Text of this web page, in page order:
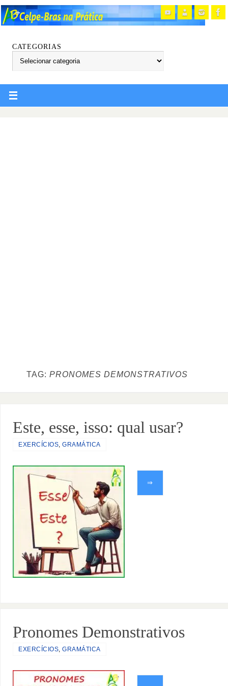
CATEGORIAS
TAG: PRONOMES DEMONSTRATIVOS
Este, esse, isso: qual usar?
EXERCÍCIOS,GRAMÁTICA
⇒
Pronomes Demonstrativos
EXERCÍCIOS,GRAMÁTICA